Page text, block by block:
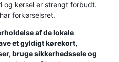
og kørsel er strengt forbudt.
forkørselsret.
af de lokale
et gyldigt kørekort,
bruge sikkerhedssele og